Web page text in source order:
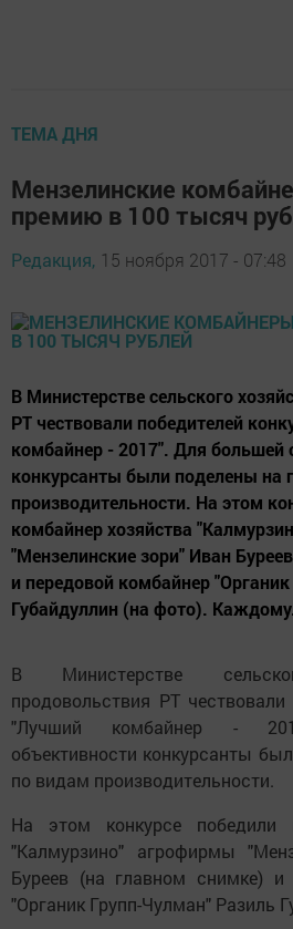
ТЕМА ДНЯ
Мензелинские
премию в 100 тысяч
Редакция, 15 ноября 2017 - 07:48
В Министерстве сельского
РТ чествовали победителей
комбайнер - 2017". Для большей
конкурсанты были поделены на
производительности. На этом
комбайнер хозяйства
"Мензелинские зори" Иван
и передовой комбайнер
Губайдуллин (на фото).
В Министерстве
продовольствия РТ чествовали
"Лучший комбайнер -
объективности конкурсанты
по видам производительности.
На этом конкурсе победили
"Калмурзино" агрофирмы
Буреев (на главном снимке) и
"Органик Групп-Чулман" Разиль